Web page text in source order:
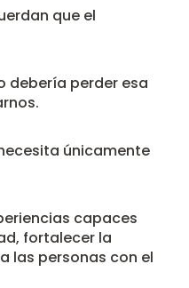
que el
debería perder esa
únicamente
capaces
fortalecer la
las personas con el